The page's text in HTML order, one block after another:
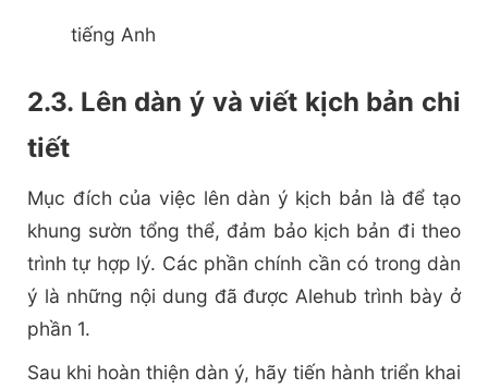
tiếng Anh
2.3. Lên dàn ý và viết kịch bản chi
tiết
Mục đích của việc lên dàn ý kịch bản là để tạo
khung sườn tổng thể, đảm bảo kịch bản đi theo
trình tự hợp lý. Các phần chính cần có trong dàn
ý là những nội dung đã được Alehub trình bày ở
phần 1.
Sau khi hoàn thiện dàn ý, hãy tiến hành triển khai